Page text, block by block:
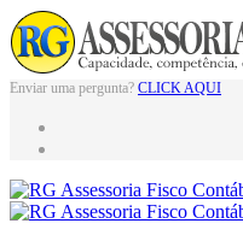
Enviar uma pergunta? CLICK AQUI